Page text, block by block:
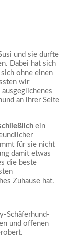
und sie durfte
Dabei hat sich
ohne einen
wir
an ihrer Seite
ein
für sie nicht
damit etwas
die beste
Zuhause hat.
Schäferhund-
und offenen